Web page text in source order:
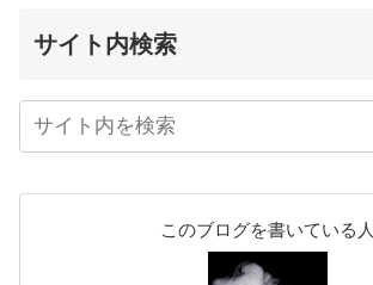
サイト内検索
このブログを書いている人